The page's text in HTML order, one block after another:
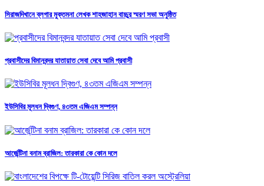
সিরাজদিখানে ব্লগার মুক্তমনা লেখক শাহজাহান বাচ্চুর স্মরণ সভা অনুষ্ঠিত
প্রবাসীদের বিমানবন্দর যাতায়াত সেবা দেবে আমি প্রবাসী
ইউসিবির মূলধন দ্বিগুণ, ৪৩তম এজিএম সম্পন্ন
আর্জেন্টিনা বনাম ব্রাজিল: তারকারা কে কোন দলে